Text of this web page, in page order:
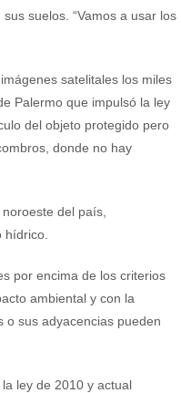
suelos. “Vamos a usar los
satelitales los miles
Palermo que impulsó la ley
del objeto protegido pero
donde no hay
del país,
por encima de los criterios
ambiental y con la
o sus adyacencias pueden
ley de 2010 y actual